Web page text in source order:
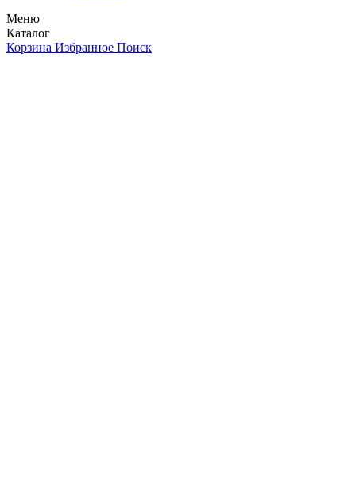
Меню
Каталог
Корзина Избранное Поиск